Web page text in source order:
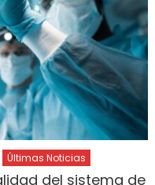
Últimas Noticias
del sistema de